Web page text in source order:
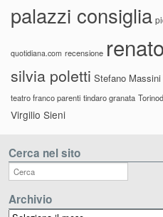
palazzi consiglia
quotidiana.com recensione
silvia poletti Stefano Massini
teatro franco parenti tindaro granata
Virgilio Sieni
Cerca nel sito
Archivio
Archivio